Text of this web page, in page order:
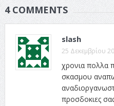
4 COMMENTS
slash
25 Δεκεμβρίου
χρονια πολλα
σκασμου
προσδοκιες